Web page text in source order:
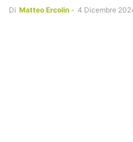
Di Matteo Ercolin - 4 Dicembre